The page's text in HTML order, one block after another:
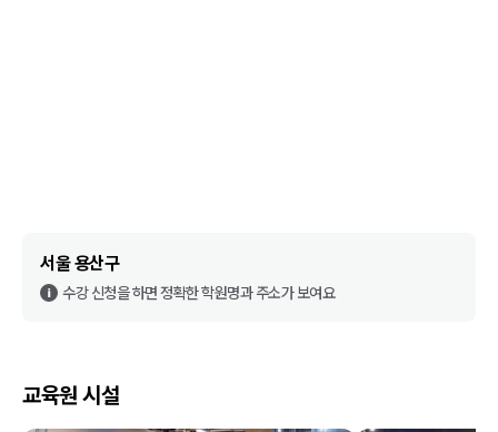
서울 용산구
수강 신청을 하면 정확한 학원명과 주소가 보여요
교육원 시설